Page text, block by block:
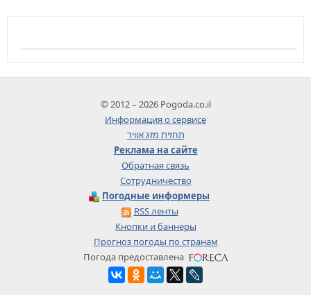
© 2012 – 2026 Pogoda.co.il
Информация о сервисе
תחזית מזג אוויר
Реклама на сайте
Обратная связь
Сотрудничество
Погодные информеры
RSS ленты
Кнопки и баннеры
Прогноз погоды по странам
Погода предоставлена